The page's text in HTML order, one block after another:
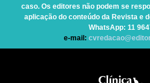
caso. Os editores não podem se
aplicação do conteúdo da Revista e
WhatsApp: 11
e-mail: